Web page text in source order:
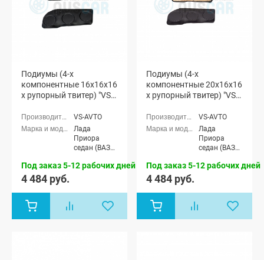
Подиумы (4-х
компонентные 16x16x16
x рупорный твитер) "VS-
VS-AVTO
Лада
Приора
седан (ВАЗ
Приора
Лада
Под заказ 5-12 рабочих дней
4 484 руб.
Подиумы (4-х
компонентные 20x16x16
x рупорный твитер) "VS-
VS-AVTO
Лада
Приора
седан (ВАЗ
Приора
Лада
Под заказ 5-12 рабочих дней
4 484 руб.